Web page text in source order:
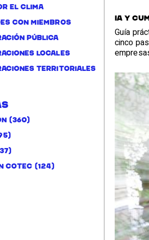
el clima
con miembros
pública
locales
territoriales
(360)
Cotec (124)
IA y
Guía
cinco